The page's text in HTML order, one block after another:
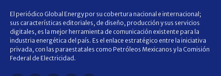
El periódico Global Energy por su cobertura nacional e internacional;
sus características editoriales, de diseño, producción y sus servicios
digitales, es la mejor herramienta de comunicación existente para la
industria energética del país. Es el enlace estratégico entre la iniciativa
privada, con las paraestatales como Petróleos Mexicanos y la Comisión
Federal de Electricidad.